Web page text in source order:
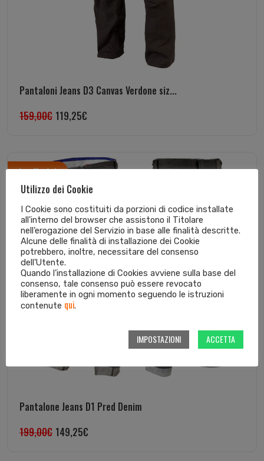
Pantaloni Jeans D3 Canvas Verdone siz...
159,00€ 119,25€
In offerta!
Pantalone Jeans D1 Pred Denim
199,00€ 149,25€
Utilizzo dei Cookie
I Cookie sono costituiti da porzioni di codice installate
all'interno del browser che assistono il Titolare
nell’erogazione del Servizio in base alle finalità descritte.
Alcune delle finalità di installazione dei Cookie
potrebbero, inoltre, necessitare del consenso
dell'Utente.
Quando l’installazione di Cookies avviene sulla base del
consenso, tale consenso può essere revocato
liberamente in ogni momento seguendo le istruzioni
contenute qui.
IMPOSTAZIONI ACCETTA